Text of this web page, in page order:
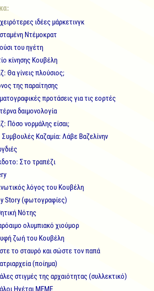
ιδέες μάρκετινγκ
Ντέμοκρατ
του ηγέτη
κίνησης Κουβέλη
Θα γίνεις πλούσιος;
της παραίτησης
προτάσεις για τις εορτές
δαιμονολογία
Πόσο νορμάλης είσαι;
Συμβουλές Καζαμία: Λάβε Βαζελίνην
Στο τραπέζι
λόγος του Κουβέλη
Story (φωτογραφίες)
Νότης
ολυμπιακό χιούμορ
ζωή του Κουβέλη
το σταυρό και σώστε τον παπά
(ποίημα)
στιγμές της αρχαιότητας (συλλεκτικό)
Hγέται MEME